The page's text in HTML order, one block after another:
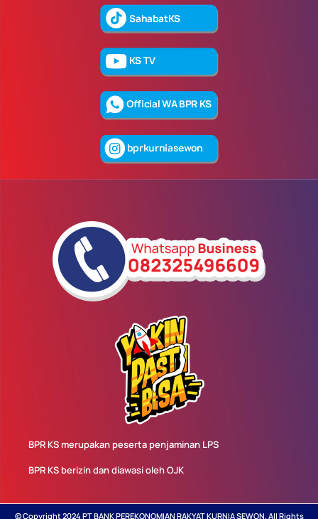
BPR KS merupakan peserta penjaminan LPS
BPR KS berizin dan diawasi oleh OJK
© Copyright 2024 PT BANK PEREKONOMIAN RAKYAT KURNIA SEWON. All Rights